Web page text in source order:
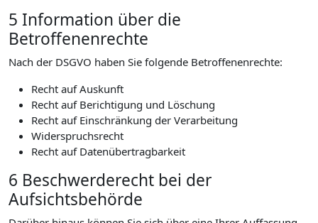
5 Information über die
Betroffenenrechte
Nach der DSGVO haben Sie folgende Betroffenenrechte:
Recht auf Auskunft
Recht auf Berichtigung und Löschung
Recht auf Einschränkung der Verarbeitung
Widerspruchsrecht
Recht auf Datenübertragbarkeit
6 Beschwerderecht bei der
Aufsichtsbehörde